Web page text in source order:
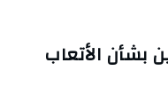
بشأن الأتعاب